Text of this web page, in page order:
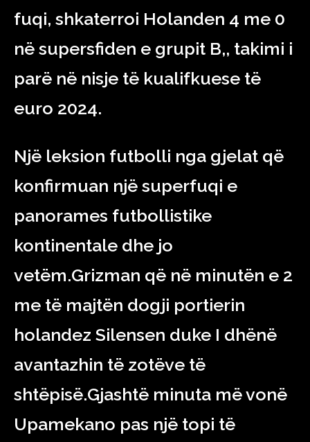
fuqi, shkaterroi Holanden 4 me 0
në supersfiden e grupit B,, takimi i
parë në nisje të kualifkuese të
euro 2024.
Një leksion futbolli nga gjelat që
konfirmuan një superfuqi e
panorames futbollistike
kontinentale dhe jo
vetëm.Grizman që në minutën e 2
me të majtën dogji portierin
holandez Silensen duke I dhënë
avantazhin të zotëve të
shtëpisë.Gjashtë minuta më vonë
Upamekano pas një topi të